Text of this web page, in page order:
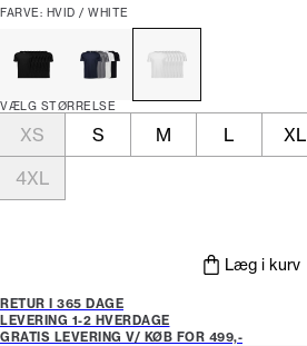
FARVE: HVID / WHITE
VÆLG STØRRELSE
XS S M L XL
4XL
Læg i kurv
RETUR I 365 DAGE
LEVERING 1-2 HVERDAGE
GRATIS LEVERING V/ KØB FOR 499,-